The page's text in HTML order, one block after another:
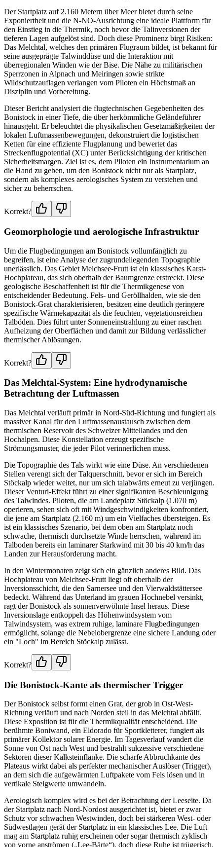
Der Startplatz auf 2.160 Metern über Meer bietet durch seine
Exponiertheit und die N-NO-Ausrichtung eine ideale Plattform für
den Einstieg in die Thermik, noch bevor die Talinversionen der
tieferen Lagen aufgelöst sind. Doch diese Prominenz birgt Risiken:
Das Melchtal, welches den primären Flugraum bildet, ist bekannt für
seine ausgeprägte Talwinddüse und die Interaktion mit
überregionalen Winden wie der Bise. Die Nähe zu militärischen
Sperrzonen in Alpnach und Meiringen sowie strikte
Wildschutzauflagen verlangen vom Piloten ein Höchstmaß an
Disziplin und Vorbereitung.
Dieser Bericht analysiert die flugtechnischen Gegebenheiten des
Bonistock in einer Tiefe, die über herkömmliche Geländeführer
hinausgeht. Er beleuchtet die physikalischen Gesetzmäßigkeiten der
lokalen Luftmassenbewegungen, dekonstruiert die logistischen
Ketten für eine effiziente Flugplanung und bewertet das
Streckenflugpotential (XC) unter Berücksichtigung der kritischen
Sicherheitsmargen. Ziel ist es, dem Piloten ein Instrumentarium an
die Hand zu geben, um den Bonistock nicht nur als Startplatz,
sondern als komplexes aerologisches System zu verstehen und
sicher zu beherrschen.
Korrekt?
Geomorphologie und aerologische Infrastruktur
Um die Flugbedingungen am Bonistock vollumfänglich zu
begreifen, ist eine Analyse der zugrundeliegenden Topographie
unerlässlich. Das Gebiet Melchsee-Frutt ist ein klassisches Karst-
Hochplateau, das sich oberhalb der Baumgrenze erstreckt. Diese
geologische Beschaffenheit ist für die Thermikgenese von
entscheidender Bedeutung. Fels- und Geröllhalden, wie sie den
Bonistock-Grat charakterisieren, besitzen eine deutlich geringere
spezifische Wärmekapazität als die feuchten, vegetationsreichen
Talböden. Dies führt unter Sonneneinstrahlung zu einer raschen
Aufheizung der Oberflächen und damit zur Bildung verlässlicher
thermischer Ablösungen.
Korrekt?
Das Melchtal-System: Eine hydrodynamische
Betrachtung der Luftmassen
Das Melchtal verläuft primär in Nord-Süd-Richtung und fungiert als
massiver Kanal für den Luftmassenaustausch zwischen dem
thermischen Reservoir des Schweizer Mittellandes und den
Hochalpen. Diese Konstellation erzeugt spezifische
Strömungsmuster, die jeder Pilot verinnerlichen muss.
Die Topographie des Tals wirkt wie eine Düse. An verschiedenen
Stellen verengt sich der Talquerschnitt, bevor er sich im Bereich
Stöckalp wieder weitet, nur um sich talabwärts erneut zu verjüngen.
Dieser Venturi-Effekt führt zu einer signifikanten Beschleunigung
des Talwindes. Piloten, die am Landeplatz Stöckalp (1.070 m)
operieren, sehen sich oft mit Windgeschwindigkeiten konfrontiert,
die jene am Startplatz (2.160 m) um ein Vielfaches übersteigen. Es
ist ein klassisches Szenario, bei dem oben am Startplatz noch
schwache, thermisch durchsetzte Winde herrschen, während im
Talboden bereits ein laminarer Starkwind mit 30 bis 40 km/h das
Landen zur Herausforderung macht.
In den Wintermonaten zeigt sich ein gänzlich anderes Bild. Das
Hochplateau von Melchsee-Frutt liegt oft oberhalb der
Inversionsschicht, die den Sarnersee und den Vierwaldstättersee
bedeckt. Während das Unterland im grauen Hochnebel versinkt,
ragt der Bonistock als sonnenverwöhnte Insel heraus. Diese
Inversionslage entkoppelt das Höhenwindsystem vom
Talwindsystem, was extrem ruhige, laminare Flugbedingungen
ermöglicht, solange die Nebelobergrenze eine sichere Landung oder
ein "Loch" im Bereich Stöckalp zulässt.
Korrekt?
Die Bonistock-Kante als thermischer Trigger
Der Bonistock selbst formt einen Grat, der grob in Ost-West-
Richtung verläuft und nach Norden steil in das Melchtal abfällt.
Diese Exposition ist für die Thermikqualität entscheidend. Die
berühmte Boniwand, ein Eldorado für Sportkletterer, fungiert als
primärer Kollektor solarer Energie. Im Tagesverlauf wandert die
Sonne von Ost nach West und bestrahlt sukzessive verschiedene
Sektoren dieser Kalksteinflanke. Die scharfe Abbruchkante des
Plateaus wirkt dabei als perfekter mechanischer Auslöser (Trigger),
an dem sich die aufgewärmten Luftpakete vom Fels lösen und in
vertikale Steigwerte umwandeln.
Aerologisch komplex wird es bei der Betrachtung der Leeseite. Da
der Startplatz nach Nord-Nordost ausgerichtet ist, bietet er zwar
Schutz vor schwachen Westwinden, doch bei stärkeren West- oder
Südwestlagen gerät der Startplatz in ein klassisches Lee. Die Luft
mag am Startplatz ruhig erscheinen oder sogar thermisch zyklisch
von vorne anströmen („Lee-Bärte“), doch diese Ruhe ist trügerisch.